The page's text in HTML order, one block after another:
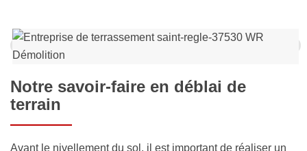
Notre savoir-faire en déblai de
terrain
Avant le nivellement du sol, il est important de réaliser un